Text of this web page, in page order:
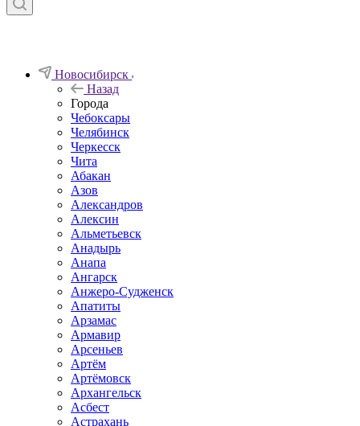
Новосибирск
Назад
Города
Чебоксары
Челябинск
Черкесск
Чита
Абакан
Азов
Александров
Алексин
Альметьевск
Анадырь
Анапа
Ангарск
Анжеро-Судженск
Апатиты
Арзамас
Армавир
Арсеньев
Артём
Артёмовск
Архангельск
Асбест
Астрахань